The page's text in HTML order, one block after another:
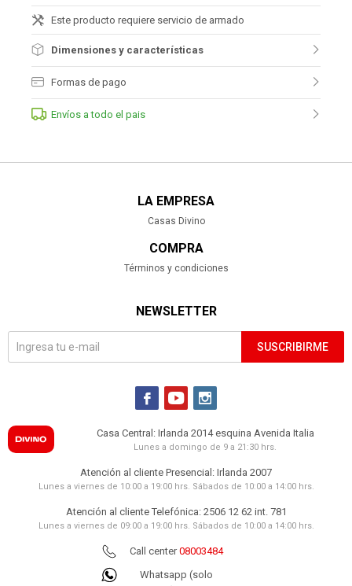
Este producto requiere servicio de armado
Dimensiones y características
Formas de pago
Envíos a todo el pais
LA EMPRESA
Casas Divino
COMPRA
Términos y condiciones
NEWSLETTER
SUSCRIBIRME
  
Casa Central: Irlanda 2014 esquina Avenida Italia
Lunes a domingo de 9 a 21:30 hrs.
Atención al cliente Presencial: Irlanda 2007
Lunes a viernes de 10:00 a 19:00 hrs. Sábados de 10:00 a 14:00 hrs.
Atención al cliente Telefónica: 2506 12 62 int. 781
Lunes a viernes de 09:00 a 19:00 hrs. Sábados de 10:00 a 14:00 hrs.
Call center08003484
Whatsapp (solo